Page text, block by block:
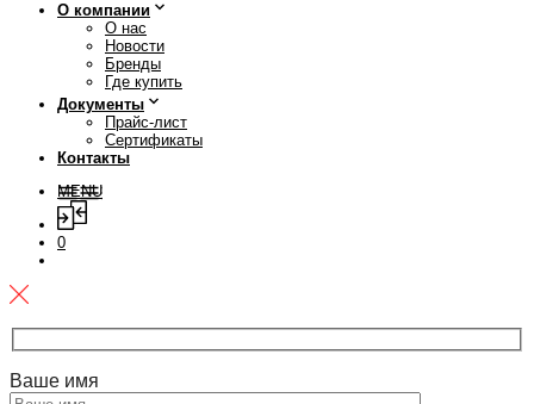
О компании
О нас
Новости
Бренды
Где купить
Документы
Прайс-лист
Сертификаты
Контакты
MENU
0
Ваше имя